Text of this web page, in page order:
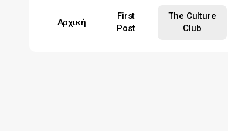
Αρχική
First
Post
The Culture
Club